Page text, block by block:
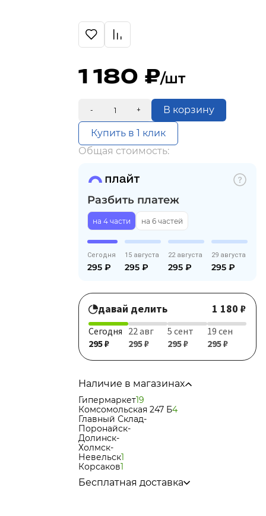
1 180 /шт
- + В корзину
Купить в 1 клик
Общая стоимость:
Разбить платеж
на 4 части на 6 частей
Сегодня
295 ₽
15 августа
295 ₽
22 августа
295 ₽
29 августа
295 ₽
давай делить 1 180 ₽
Сегодня
295 ₽
22 авг
295 ₽
5 сент
295 ₽
19 сен
295 ₽
Наличие в магазинах
Гипермаркет19
Комсомольская 247 Б4
Главный Склад-
Поронайск-
Долинск-
Холмск-
Невельск1
Корсаков1
Бесплатная доставка